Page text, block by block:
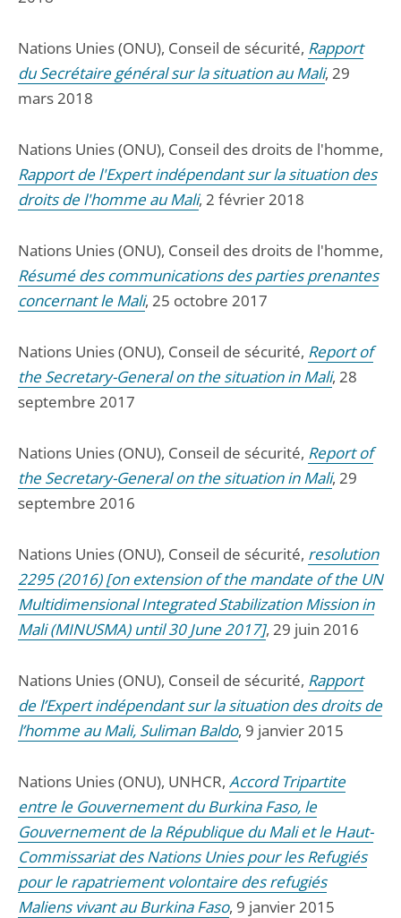
Nations Unies (ONU), Conseil de sécurité, Rapport
du Secrétaire général sur la situation au Mali, 29
mars 2018
Nations Unies (ONU), Conseil des droits de l'homme,
Rapport de l'Expert indépendant sur la situation des
droits de l'homme au Mali, 2 février 2018
Nations Unies (ONU), Conseil des droits de l'homme,
Résumé des communications des parties prenantes
concernant le Mali, 25 octobre 2017
Nations Unies (ONU), Conseil de sécurité, Report of
the Secretary-General on the situation in Mali, 28
septembre 2017
Nations Unies (ONU), Conseil de sécurité, Report of
the Secretary-General on the situation in Mali, 29
septembre 2016
Nations Unies (ONU), Conseil de sécurité, resolution
2295 (2016) [on extension of the mandate of the UN
Multidimensional Integrated Stabilization Mission in
Mali (MINUSMA) until 30 June 2017], 29 juin 2016
Nations Unies (ONU), Conseil de sécurité, Rapport
de l’Expert indépendant sur la situation des droits de
l’homme au Mali, Suliman Baldo, 9 janvier 2015
Nations Unies (ONU), UNHCR, Accord Tripartite
entre le Gouvernement du Burkina Faso, le
Gouvernement de la République du Mali et le Haut-
Commissariat des Nations Unies pour les Refugiés
pour le rapatriement volontaire des refugiés
Maliens vivant au Burkina Faso, 9 janvier 2015